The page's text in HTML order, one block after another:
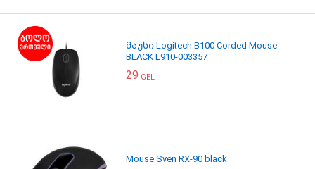
მაუსი Logitech B100 Corded Mouse
BLACK L910-003357
29 GEL
Mouse Sven RX-90 black